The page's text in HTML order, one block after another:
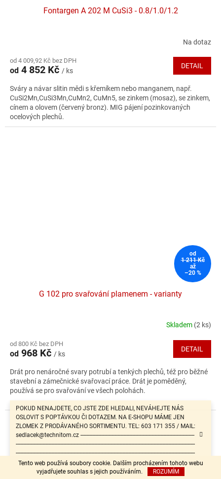
Tento web používá soubory cookie. Dalším procházením tohoto webu
vyjadřujete souhlas s jejich používáním.
ROZUMÍM
POKUD NENAJDETE, CO JSTE ZDE HLEDALI, NEVÁHEJTE NÁS
OSLOVIT S POPTÁVKOU ČI DOTAZEM. NA E-SHOPU MÁME JEN
ZLOMEK Z PRODÁVANÉHO SORTIMENTU. TEL: 603 171 355 / MAIL:
sedlacek@technitom.cz -----------------------------------------------------------------------------
-------------------------------------------------------------------------------------------------------------------------
-------------------------------------------------------------------------------------------------------------------------
-------------------------------------------------------
Fontargen A 202 M CuSi3 - 0.8/1.0/1.2
produktu
je
z
5
hvězdiček.
Na dotaz
od 4 009,92 Kč bez DPH
od 4 852 Kč / ks
DETAIL
Sváry a návar slitin mědi s křemíkem nebo manganem, např.
CuSi2Mn,CuSi3Mn,CuMn2, CuMn5, se zinkem (mosaz), se zinkem,
cínem a olovem (červený bronz). MIG pájení pozinkovaných
ocelových plechů.
od
1 211 Kč
až
–20 %
G 102 pro svařování plamenem - varianty
produktu
je
z
5
hvězdiček.
Skladem (2 ks)
od 800 Kč bez DPH
od 968 Kč / ks
DETAIL
Drát pro nenáročné svary potrubí a tenkých plechů, též pro běžné
stavební a zámečnické svařovací práce. Drát je poměděný,
používá se pro svařování ve všech polohách.